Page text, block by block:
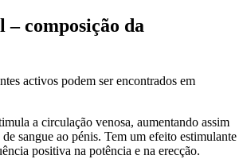
composição da
activos podem ser encontrados em
a circulação venosa, aumentando assim
sangue ao pénis. Tem um efeito estimulante
positiva na potência e na erecção.